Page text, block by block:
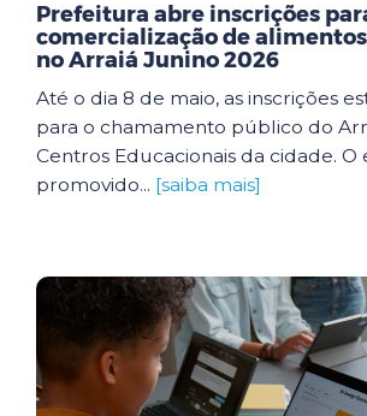
Prefeitura abre inscrições
comercialização de
no Arraiá Junino 2026
Até o dia 8 de maio, as inscrições
para o chamamento público do
Centros Educacionais da cidade. O
promovido... [saiba mais]